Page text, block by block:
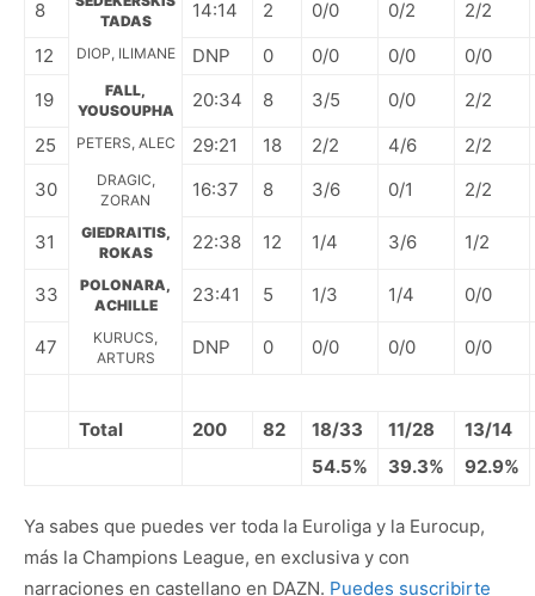
8
TADAS
14:14 2 0/0 0/2
2/2
12
DIOP, ILIMANE DNP 0 0/0 0/0
0/0
19
FALL,
YOUSOUPHA
20:34 8 3/5 0/0
2/2
25
PETERS, ALEC 29:21 18 2/2 4/6
2/2
30
DRAGIC,
ZORAN
16:37 8 3/6 0/1 2/2
31
GIEDRAITIS,
ROKAS
22:38 12 1/4 3/6 1/2
33
POLONARA,
ACHILLE
23:41 5 1/3 1/4 0/0
47
KURUCS,
ARTURS
DNP 0 0/0 0/0 0/0
Total 200 82 18/33 11/28
13/14
54.5%
39.3% 92.9%
Ya sabes que puedes ver toda la Euroliga y la Eurocup,
más la Champions League, en exclusiva y con
narraciones en castellano en DAZN. Puedes suscribirte